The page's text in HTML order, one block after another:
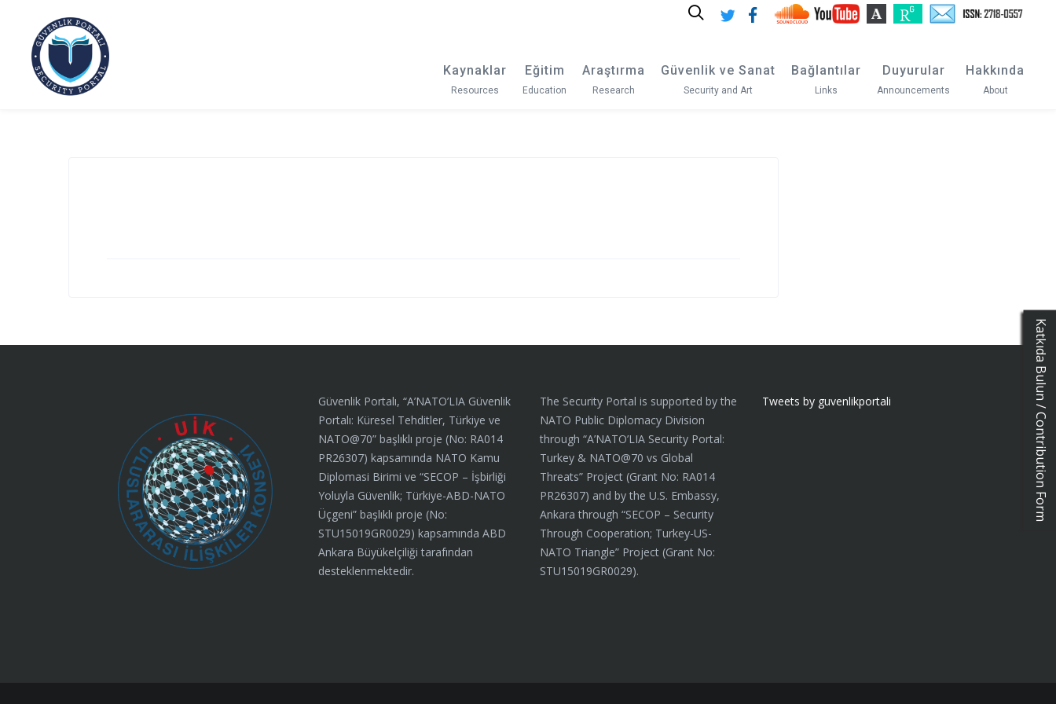
Kaynaklar
Resources
Eğitim
Education
Araştırma
Research
Güvenlik ve Sanat
Security and Art
Bağlantılar
Links
Duyurular
Announcements
Hakkında
About
Katkıda Bulun / Contribution Form
Güvenlik Portalı, “A’NATO’LIA Güvenlik
Portalı: Küresel Tehditler, Türkiye ve
NATO@70” başlıklı proje (No: RA014
PR26307) kapsamında NATO Kamu
Diplomasi Birimi ve “SECOP – İşbirliği
Yoluyla Güvenlik; Türkiye-ABD-NATO
Üçgeni” başlıklı proje (No:
STU15019GR0029) kapsamında ABD
Ankara Büyükelçiliği tarafından
desteklenmektedir.
The Security Portal is supported by the
NATO Public Diplomacy Division
through “A’NATO’LIA Security Portal:
Turkey & NATO@70 vs Global
Threats” Project (Grant No: RA014
PR26307) and by the U.S. Embassy,
Ankara through “SECOP – Security
Through Cooperation; Turkey-US-
NATO Triangle” Project (Grant No:
STU15019GR0029).
Tweets by guvenlikportali